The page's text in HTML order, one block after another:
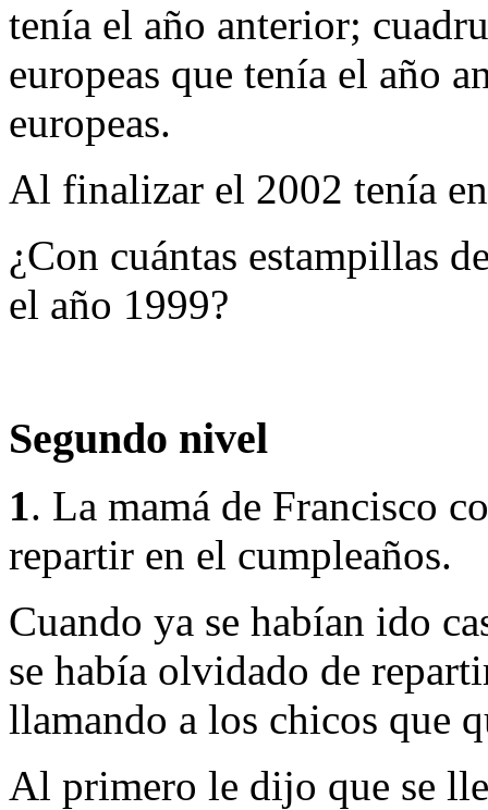
tenía el año anterior;
europeas que tenía el año
europeas.
Al finalizar el 2002 tenía
¿Con cuántas estampillas
el año 1999?
Segundo nivel
1. La mamá de Francisco
repartir en el cumpleaños.
Cuando ya se habían ido
se había olvidado de
llamando a los chicos que
Al primero le dijo que se